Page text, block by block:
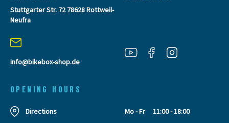
Stuttgarter Str. 72 78628 Rottweil-
Neufra
info@bikebox-shop.de
OPENING HOURS
Directions Mo - Fr
11:00 - 18:00